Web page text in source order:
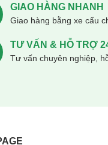
GIAO HÀNG NHANH
Giao hàng bằng xe cẩu
TƯ VẤN & HỖ TRỢ
Tư vấn chuyên nghiệp,